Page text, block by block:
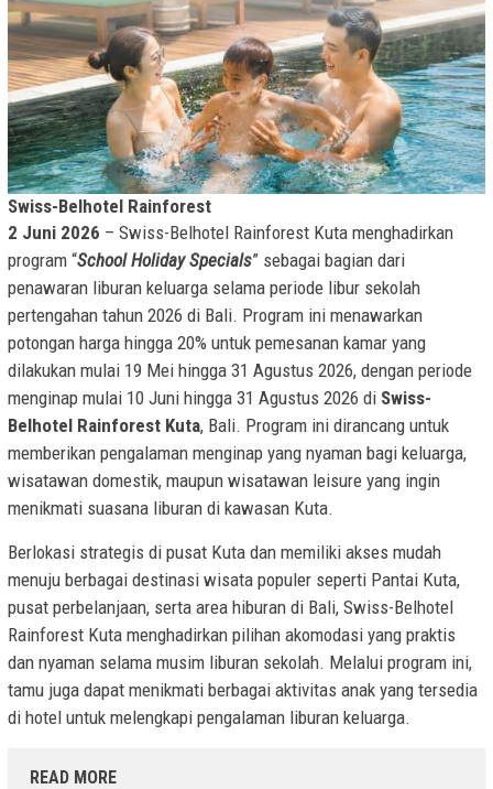
Swiss-Belhotel Rainforest
2 Juni 2026 – Swiss-Belhotel Rainforest Kuta menghadirkan
program “School Holiday Specials” sebagai bagian dari
penawaran liburan keluarga selama periode libur sekolah
pertengahan tahun 2026 di Bali. Program ini menawarkan
potongan harga hingga 20% untuk pemesanan kamar yang
dilakukan mulai 19 Mei hingga 31 Agustus 2026, dengan periode
menginap mulai 10 Juni hingga 31 Agustus 2026 di Swiss-
Belhotel Rainforest Kuta, Bali. Program ini dirancang untuk
memberikan pengalaman menginap yang nyaman bagi keluarga,
wisatawan domestik, maupun wisatawan leisure yang ingin
menikmati suasana liburan di kawasan Kuta.
Berlokasi strategis di pusat Kuta dan memiliki akses mudah
menuju berbagai destinasi wisata populer seperti Pantai Kuta,
pusat perbelanjaan, serta area hiburan di Bali, Swiss-Belhotel
Rainforest Kuta menghadirkan pilihan akomodasi yang praktis
dan nyaman selama musim liburan sekolah. Melalui program ini,
tamu juga dapat menikmati berbagai aktivitas anak yang tersedia
di hotel untuk melengkapi pengalaman liburan keluarga.
READ MORE